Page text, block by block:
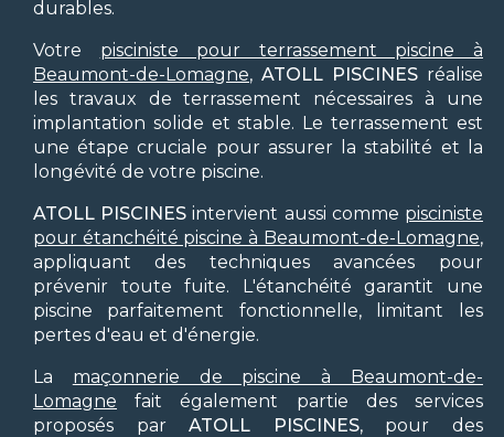
durables.
Votre pisciniste pour terrassement piscine à
Beaumont-de-Lomagne, ATOLL PISCINES réalise
les travaux de terrassement nécessaires à une
implantation solide et stable. Le terrassement est
une étape cruciale pour assurer la stabilité et la
longévité de votre piscine.
ATOLL PISCINES intervient aussi comme pisciniste
pour étanchéité piscine à Beaumont-de-Lomagne,
appliquant des techniques avancées pour
prévenir toute fuite. L'étanchéité garantit une
piscine parfaitement fonctionnelle, limitant les
pertes d'eau et d'énergie.
La maçonnerie de piscine à Beaumont-de-
Lomagne fait également partie des services
proposés parATOLL PISCINES, pour des